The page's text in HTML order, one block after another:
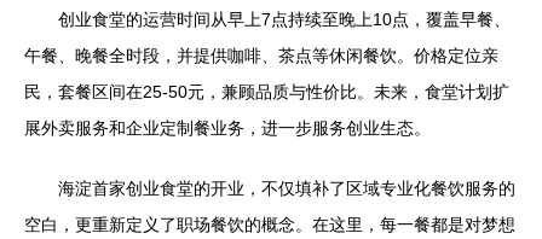
创业食堂的运营时间从早上7点持续至晚上10点，覆盖早餐、
午餐、晚餐全时段，并提供咖啡、茶点等休闲餐饮。价格定位亲
民，套餐区间在25-50元，兼顾品质与性价比。未来，食堂计划扩
展外卖服务和企业定制餐业务，进一步服务创业生态。
海淀首家创业食堂的开业，不仅填补了区域专业化餐饮服务的
空白，更重新定义了职场餐饮的概念。在这里，每一餐都是对梦想